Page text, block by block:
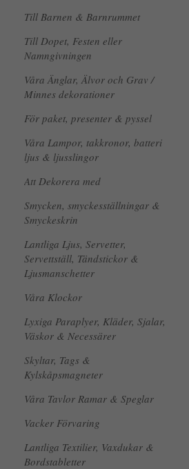
Till Barnen & Barnrummet
Till Dopet, Festen eller
Namngivningen
Våra Änglar, Älvor och Grav /
Minnes dekorationer
För paket, presenter & pyssel
Våra Lampor, takkronor, batteri
ljus & ljusslingor
Att Dekorera med
Smycken, smyckesställningar &
Smyckeskrin
Lantliga Ljus, Servetter,
Servettställ, Tändstickor &
Ljusmanschetter
Våra Klockor
Lyxiga Paraplyer, Kläder, Sjalar,
Väskor & Necessärer
Skyltar, Tags &
Kylskåpsmagneter
Våra Tavlor Ramar & Speglar
Vacker Förvaring
Lantliga Textilier, Vaxdukar &
Bordstabletter